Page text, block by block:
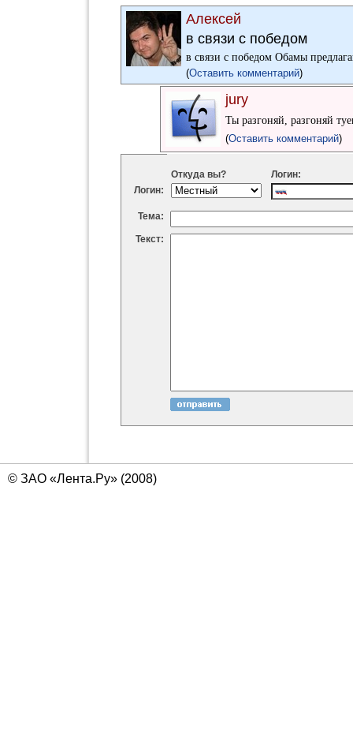
Алексей
в связи с победом
в связи с победом Обамы
(Оставить комментарий)
jury
Ты разгоняй, разгоняй
(Оставить комментарий)
Логин:
Откуда вы? Логин:
Тема:
Текст:
© ЗАО «Лента.Ру» (2008)